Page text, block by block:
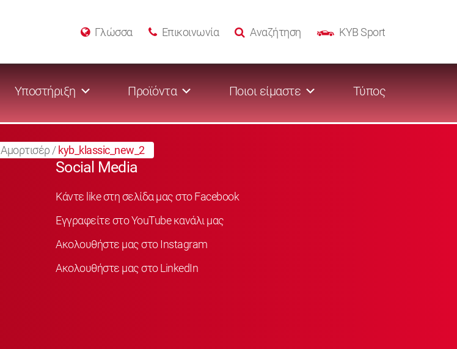
KYB Sport
Αναζήτηση
Επικοινωνία
Γλώσσα
Υποστήριξη Προϊόντα Ποιοι είμαστε Τύπος
Αμορτισέρ / kyb_klassic_new_2
Social Media
Κάντε like στη σελίδα μας στο Facebook
Εγγραφείτε στο YouTube κανάλι μας
Ακολουθήστε μας στο Instagram
Ακολουθήστε μας στο LinkedIn